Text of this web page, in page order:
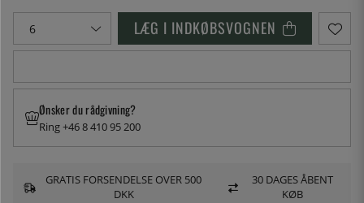
LÆG I INDKØBSVOGNEN
Ønsker du rådgivning?
Ring +46 8 410 95 200
GRATIS FORSENDELSE OVER 500
DKK
30 DAGES ÅBENT
KØB